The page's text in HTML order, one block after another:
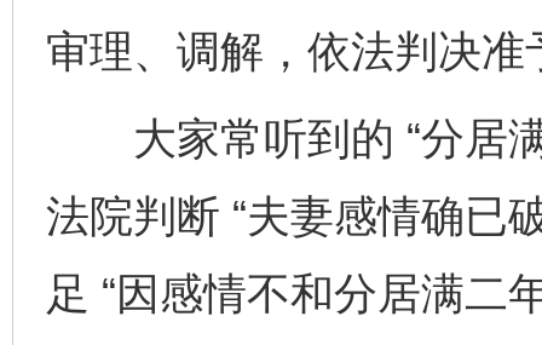
审理、调解，依法判决准
大家常听到的 “分居满
法院判断 “夫妻感情确已
足 “因感情不和分居满二